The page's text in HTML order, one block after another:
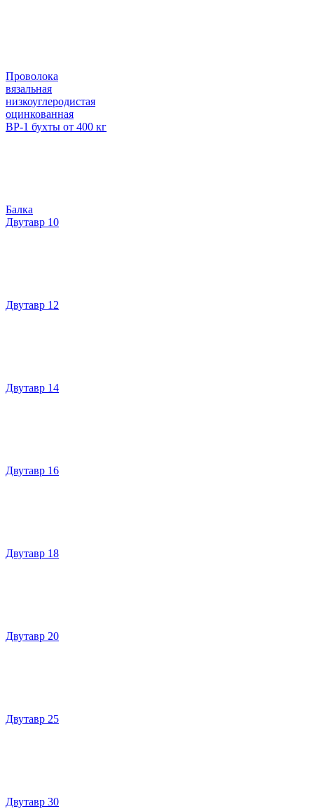
Проволока
вязальная
низкоуглеродистая
оцинкованная
ВР-1 бухты от 400 кг
Балка
Двутавр 10
Двутавр 12
Двутавр 14
Двутавр 16
Двутавр 18
Двутавр 20
Двутавр 25
Двутавр 30